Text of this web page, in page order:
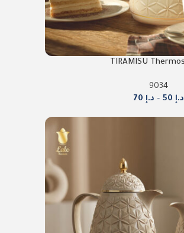
9034
د.إ
– د.إ